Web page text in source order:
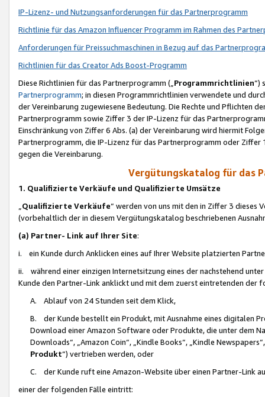
IP-Lizenz- und Nutzungsanforderungen für das Partnerprogramm
Richtlinie für das Amazon Influencer Programm im Rahmen des
Anforderungen für Preissuchmaschinen in Bezug auf das
Richtlinien für das Creator Ads Boost-Programm
Diese Richtlinien für das Partnerprogramm („Programmrichtlinien“)
Partnerprogramm; in diesen Programmrichtlinien verwendete und
der Vereinbarung zugewiesene Bedeutung. Die Rechte und Pflichten
Partnerprogramm sowie Ziffer 3 der IP-Lizenz für das
Einschränkung von Ziffer 6 Abs. (a) der Vereinbarung wird hiermit
Partnerprogramm, die IP-Lizenz für das Partnerprogramm oder
gegen die Vereinbarung.
Vergütungskatalog für das
1. Qualifizierte Verkäufe und Qualifizierte Umsätze
Qualifizierte Verkäufe“ werden von uns mit den in Ziffer 3
(vorbehaltlich der in diesem Vergütungskatalog beschriebenen
(a) Partner- Link auf Ihrer Site:
i. ein Kunde durch Anklicken eines auf Ihrer Website platzierten
ii. während einer einzigen Internetsitzung eines der nachstehend
Kunde den Partner-Link anklickt und mit dem zuerst eintretenden der
A. Ablauf von 24 Stunden seit dem Klick,
B. der Kunde bestellt ein Produkt, mit Ausnahme eines digitalen
Download einer Amazon Software oder Produkte, die unter dem
Downloads“, „Amazon Coin“, „Kindle Books“, „Kindle
Produkt“) vertrieben werden, oder
C. der Kunde ruft eine Amazon-Website über einen Partner-Link
einer der folgenden Fälle eintritt: